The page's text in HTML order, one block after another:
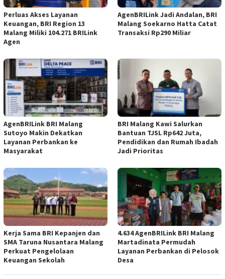
Perluas Akses Layanan
Keuangan, BRI Region 13
Malang Miliki 104.271 BRILink
Agen
AgenBRILink Jadi Andalan, BRI
Malang Soekarno Hatta Catat
Transaksi Rp290 Miliar
AgenBRILink BRI Malang
Sutoyo Makin Dekatkan
Layanan Perbankan ke
Masyarakat
BRI Malang Kawi Salurkan
Bantuan TJSL Rp642 Juta,
Pendidikan dan Rumah Ibadah
Jadi Prioritas
Kerja Sama BRI Kepanjen dan
SMA Taruna Nusantara Malang
Perkuat Pengelolaan
Keuangan Sekolah
4.634 AgenBRILink BRI Malang
Martadinata Permudah
Layanan Perbankan di Pelosok
Desa